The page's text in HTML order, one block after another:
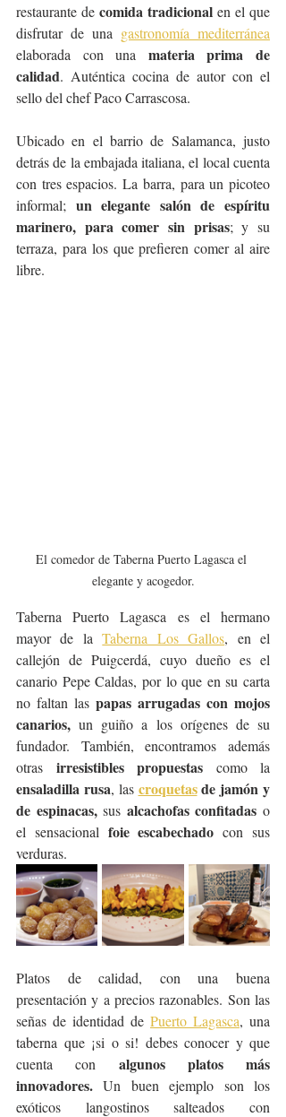
restaurante de comida tradicional en el que
disfrutar de una gastronomía mediterránea
elaborada con una materia prima de
calidad. Auténtica cocina de autor con el
sello del chef Paco Carrascosa.
Ubicado en el barrio de Salamanca, justo
detrás de la embajada italiana, el local cuenta
con tres espacios. La barra, para un picoteo
informal; un elegante salón de espíritu
marinero, para comer sin prisas; y su
terraza, para los que prefieren comer al aire
libre.
El comedor de Taberna Puerto Lagasca el
elegante y acogedor.
Taberna Puerto Lagasca es el hermano
mayor de la Taberna Los Gallos, en el
callejón de Puigcerdá, cuyo dueño es el
canario Pepe Caldas, por lo que en su carta
no faltan las papas arrugadas con mojos
canarios, un guiño a los orígenes de su
fundador. También, encontramos además
otras irresistibles propuestas
ensaladilla rusa, las croquetas de jamón y
de espinacas, sus alcachofas confitadas o
el sensacional foie escabechado con sus
verduras.
Platos de calidad, con una buena
presentación y a precios razonables. Son las
señas de identidad de Puerto Lagasca, una
taberna que ¡si o si! debes conocer y que
cuenta con algunos platos más
innovadores. Un buen ejemplo son los
exóticos langostinos salteados con